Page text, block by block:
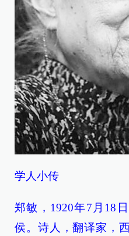
学人小传
郑敏，1920年7月18
侯。诗人，翻译家，